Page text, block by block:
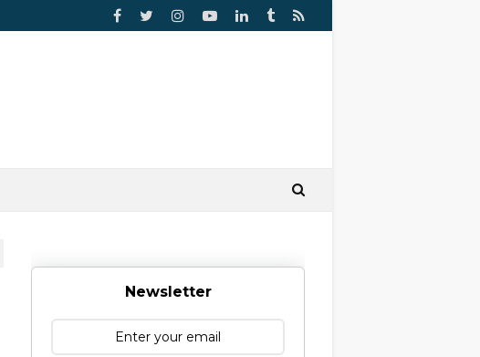
Newsletter